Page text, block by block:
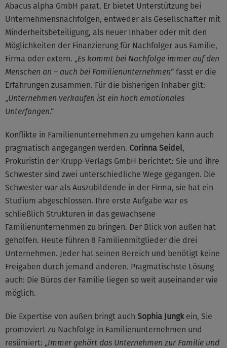
Abacus alpha GmbH parat. Er bietet Unterstützung bei
Unternehmensnachfolgen, entweder als Gesellschafter mit
Minderheitsbeteiligung, als neuer Inhaber oder mit den
Möglichkeiten der Finanzierung für Nachfolger aus Familie,
Firma oder extern. „Es kommt bei Nachfolge immer auf den
Menschen an – auch bei Familienunternehmen“ fasst er die
Erfahrungen zusammen. Für die bisherigen Inhaber gilt:
„Unternehmen verkaufen ist ein hoch emotionales
Unterfangen.“
Konflikte in Familienunternehmen zu umgehen kann auch
pragmatisch angegangen werden. Corinna Seidel,
Prokuristin der Krupp-Verlags GmbH berichtet: Sie und ihre
Schwester sind zwei unterschiedliche Wege gegangen. Die
Schwester war als Auszubildende in der Firma, sie hat ein
Studium abgeschlossen. Ihre erste Aufgabe war es
schließlich Strukturen in das gewachsene
Familienunternehmen zu bringen. Der Blick von außen hat
geholfen. Heute führen 8 Familienmitglieder die drei
Unternehmen. Jeder hat seinen Bereich und benötigt keine
Freigaben durch jemand anderen. Pragmatischste Lösung
auch: Die Büros der Familie liegen so weit auseinander wie
möglich.
Die Expertise von außen bringt auch Sophia Jungkein, Sie
promoviert zu Nachfolge in Familienunternehmen und
resümiert: „Immer gehört das Unternehmen zur Familie und